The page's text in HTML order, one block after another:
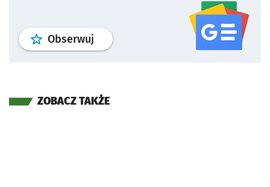
Obserwuj profil serwisu
ZOBACZ TAKŻE